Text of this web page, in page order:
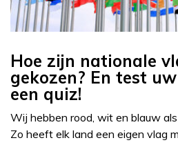
Hoe zijn nationale
gekozen? En test
een quiz!
Wij hebben rood, wit en blauw
Zo heeft elk land een eigen vlag